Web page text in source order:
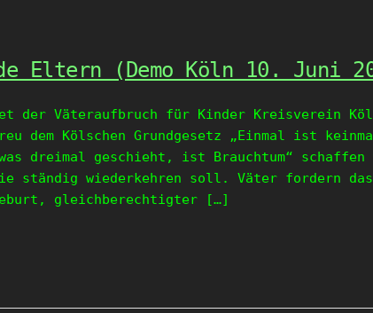
Eltern (Demo Köln 10. Juni
der Väteraufbruch für Kinder Kreisverein
dem Kölschen Grundgesetz „Einmal ist
dreimal geschieht, ist Brauchtum“ schaffen
ständig wiederkehren soll. Väter fordern das
gleichberechtigter […]